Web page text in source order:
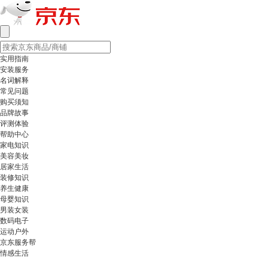
实用指南
安装服务
名词解释
常见问题
购买须知
品牌故事
评测体验
帮助中心
家电知识
美容美妆
居家生活
装修知识
养生健康
母婴知识
男装女装
数码电子
运动户外
京东服务帮
情感生活